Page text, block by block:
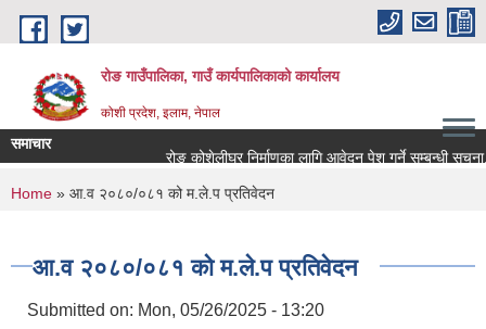
Skip to main content
रोङ गाउँपालिका, गाउँ कार्यपालिकाको कार्यालय
कोशी प्रदेश, इलाम, नेपाल
समाचार
रोङ कोशेलीघर निर्माणका लागि आवेदन पेश गर्ने सम्बन्धी सूचना.
You are here
Home » आ.व २०८०/०८१ को म.ले.प प्रतिवेदन
आ.व २०८०/०८१ को म.ले.प प्रतिवेदन
Submitted on: Mon, 05/26/2025 - 13:20